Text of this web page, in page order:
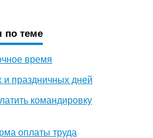
по теме
время
праздничных дней
командировку
оплаты труда